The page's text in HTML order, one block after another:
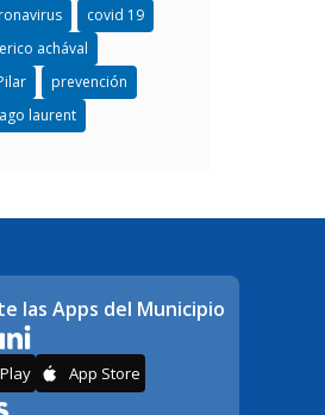
covid 19
achával
prevención
laurent
las Apps del Municipio
App Store